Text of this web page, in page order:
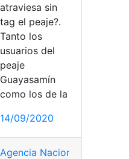
,Peaje,TAG Panavial
Ecuador
atraviesa sin
tag el peaje?.
Tanto los
usuarios del
peaje
Guayasamín
como los de la
14/09/2020
Agencia Nacional de Tránsito